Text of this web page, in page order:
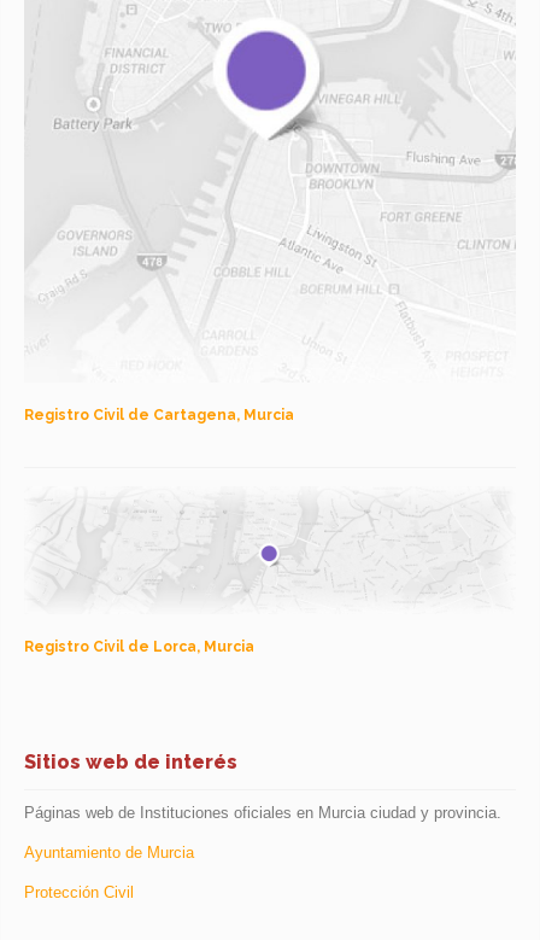
Registro Civil de Cartagena, Murcia
Registro Civil de Lorca, Murcia
Sitios web de interés
Páginas web de Instituciones oficiales en Murcia ciudad y provincia.
Ayuntamiento de Murcia
Protección Civil